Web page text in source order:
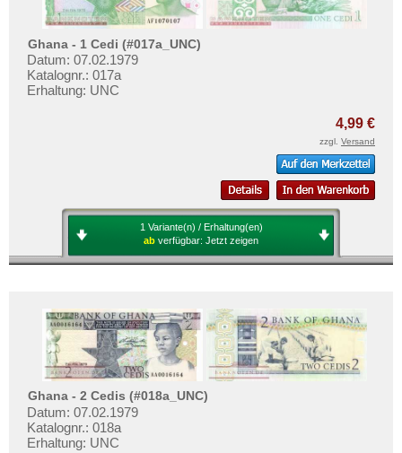
Ghana - 1 Cedi (#017a_UNC)
Datum: 07.02.1979
Katalognr.: 017a
Erhaltung: UNC
4,99 €
zzgl. Versand
1 Variante(n) / Erhaltung(en)
ab verfügbar: Jetzt zeigen
Ghana - 2 Cedis (#018a_UNC)
Datum: 07.02.1979
Katalognr.: 018a
Erhaltung: UNC